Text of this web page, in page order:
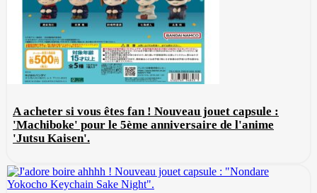
A acheter si vous êtes fan ! Nouveau jouet capsule :
'Machiboke' pour le 5ème anniversaire de l'anime
'Jutsu Kaisen'.